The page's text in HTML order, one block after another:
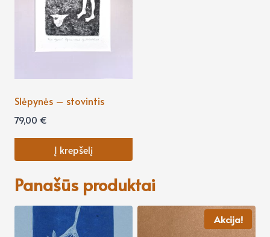
Slėpynės – stovintis
79,00 €
Į krepšelį
Panašūs produktai
Akcija!